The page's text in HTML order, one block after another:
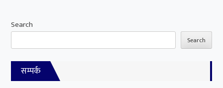
Search
Search
सम्पर्क